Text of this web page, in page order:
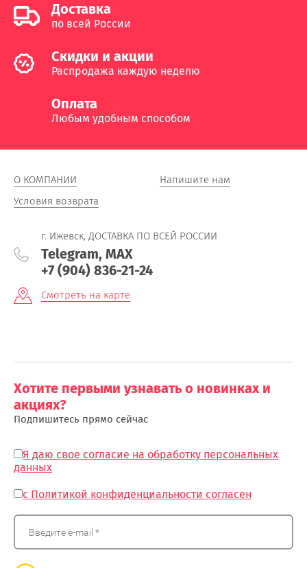
Доставка
по всей России
Cкидки и акции
Распродажа каждую неделю
Оплата
Любым удобным способом
О КОМПАНИИ
Условия возврата
Напишите нам
г. Ижевск, ДОСТАВКА ПО ВСЕЙ РОССИИ
Telegram, MAX
+7 (904) 836-21-24
Смотреть на карте
Хотите первыми узнавать о новинках и
акциях?
Подпишитесь прямо сейчас
Я даю свое согласие на обработку персональных
данных
с Политикой конфиденциальности согласен